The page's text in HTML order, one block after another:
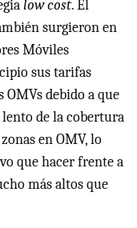
low cost. El
surgieron en
Móviles
sus tarifas
OMVs debido a que
de la cobertura
enOMV, lo
que hacer frente a
más altos que